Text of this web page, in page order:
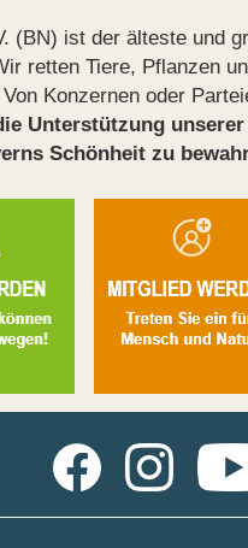
(BN) ist der älteste und
retten Tiere, Pflanzen
Konzernen oder
Unterstützung unserer
Schönheit zu